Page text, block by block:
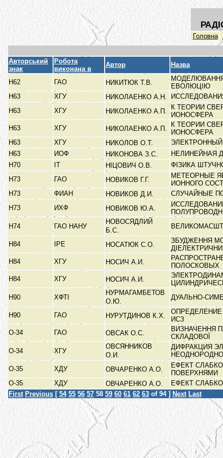
Головна
Авторський
знак
Робота
виконана в
Автор Назва
Н62
ГАО НИКИТЮК Т.В.
ЕВОЛЮЦІЮ
Н63
ХГУ НИКОЛАЕНКО А.Н.
Н63
ХГУ НИКОЛАЕНКО А.П.
К ТЕОРИИ
ИОНОСФЕРА
Н63 ХГУ НИКОЛАЕНКО А.П.
К ТЕОРИИ
ИОНОСФЕРА
Н63
ХГУ НИКОЛОВ О.Т.
Н63
ИОФ НИКОНОВА З.С. НЕЛИНЕЙНАЯ
Н70
ІТ НІЦОВИЧ О.В. ФІЗИКА
Н73
ГАО НОВИКОВ Г.Г.
МЕТЕОРНЫЕ
ИОННОГО
Н73
ФИАН НОВИКОВ Д.И. СЛУЧАЙНЫЕ
Н73
ИХФ НОВИКОВ Ю.А.
Н74 ГАО НАНУ
НОВОСЯДЛИЙ
Б.С.
Н84 ІРЕ НОСАТЮК С.О.
ЗБУДЖЕННЯ
Н84 ХГУ НОСИЧ А.И.
ПОЛОСКОВЫХ
Н84 ХГУ НОСИЧ А.И.
Н90 ХФТІ
НУРМАГАМБЕТОВ
О.Ю.
ДУАЛЬНО-
Н90 ГАО НУРУТДИНОВ К.Х.
ИСЗ
О-34 ГАО ОВСАК О.С.
ВИЗНАЧЕННЯ
СКЛАДОВОЇ
О-34 ХГУ
ОВСЯННИКОВ
О.И.
ДИФРАКЦИЯ
О-35 ХДУ ОВЧАРЕНКО А.О.
ЕФЕКТ
ПОВЕРХНЯМИ
О-35
ХДУ ОВЧАРЕНКО А.О. ЕФЕКТ
First Previous [ 54 55 56 57 58 59 60 61 62 63 of 94 ] Next Last